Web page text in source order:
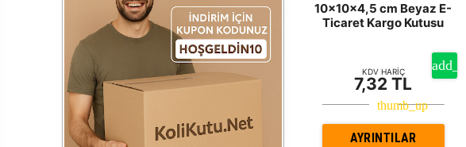
10x10x4,5 cm Beyaz E-
Ticaret Kargo Kutusu
KDV HARİÇ
7,32 TL
AYRINTILAR